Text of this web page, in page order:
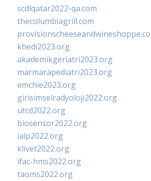
scdlqatar2022-qa.com
thecolumbiagrill.com
khedi2023.org
akademikgeriatri2023.org
marmarapediatri2023.org
emchie2023.org
girisimselradyoloji2022.org
utcd2022.org
biosensor2022.org
ialp2022.org
klivet2022.org
ifac-hms2022.org
taoms2022.org